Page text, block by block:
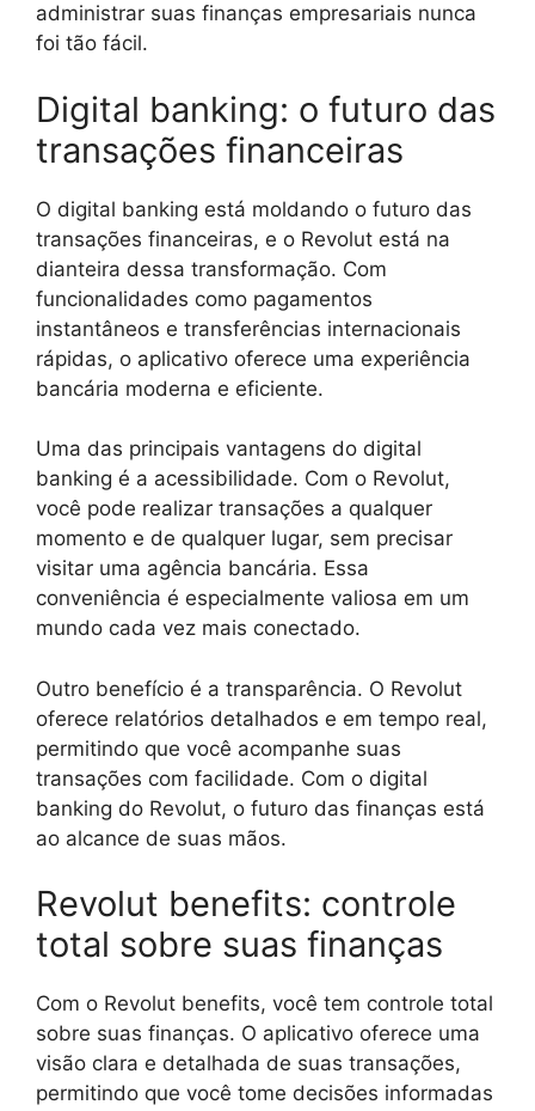
administrar suas finanças empresariais nunca
foi tão fácil.
Digital banking: o futuro das
transações financeiras
O digital banking está moldando o futuro das
transações financeiras, e o Revolut está na
dianteira dessa transformação. Com
funcionalidades como pagamentos
instantâneos e transferências internacionais
rápidas, o aplicativo oferece uma experiência
bancária moderna e eficiente.
Uma das principais vantagens do digital
banking é a acessibilidade. Com o Revolut,
você pode realizar transações a qualquer
momento e de qualquer lugar, sem precisar
visitar uma agência bancária. Essa
conveniência é especialmente valiosa em um
mundo cada vez mais conectado.
Outro benefício é a transparência. O Revolut
oferece relatórios detalhados e em tempo real,
permitindo que você acompanhe suas
transações com facilidade. Com o digital
banking do Revolut, o futuro das finanças está
ao alcance de suas mãos.
Revolut benefits: controle
total sobre suas finanças
Com o Revolut benefits, você tem controle total
sobre suas finanças. O aplicativo oferece uma
visão clara e detalhada de suas transações,
permitindo que você tome decisões informadas